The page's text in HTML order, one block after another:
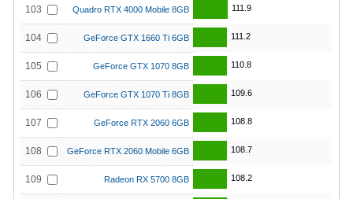
103 Quadro RTX 4000 Mobile 8GB 111.9
104 GeForce GTX 1660 Ti 6GB 111.2
105 GeForce GTX 1070 8GB 110.8
106 GeForce GTX 1070 Ti 8GB 109.6
107 GeForce RTX 2060 6GB 108.8
108 GeForce RTX 2060 Mobile 6GB 108.7
109 Radeon RX 5700 8GB 108.2